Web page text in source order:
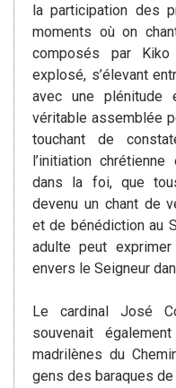
la participation des
moments où on
composés par
explosé, s’élevant
avec une
véritable assemblée
touchant de
l’initiation
dans la foi, que
devenu un chant de
et de bénédiction au
adulte peut
envers le Seigneur
Le cardinal José
souvenait
madrilènes du
gens des baraques